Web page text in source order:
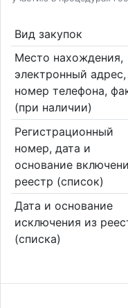
Вид закупок
Место нахождения,
электронный адрес,
номер телефона,
(при наличии)
Регистрационный
номер, дата и
основание
реестр (список)
Дата и основание
исключения из
(списка)